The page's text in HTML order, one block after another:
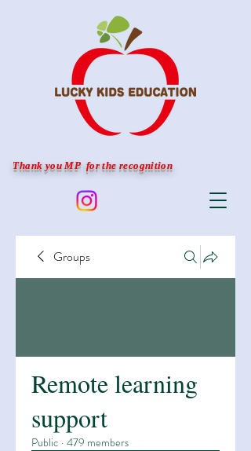
Thank you MP for the recognition
Groups
Remote learning
support
Public · 479 members